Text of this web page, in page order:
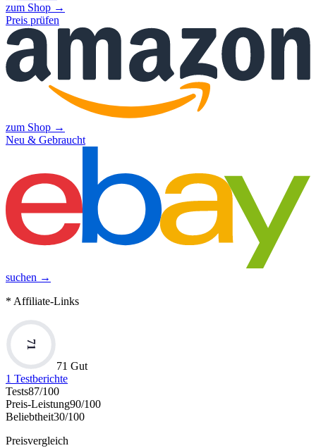
zum Shop →
Preis prüfen
zum Shop →
Neu & Gebraucht
suchen →
* Affiliate-Links
71
71 Gut
1 Testberichte
Tests87/100
Preis-Leistung90/100
Beliebtheit30/100
Preisvergleich